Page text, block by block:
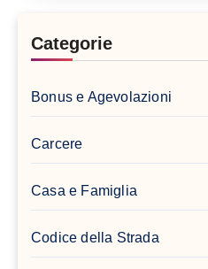
Categorie
Bonus e Agevolazioni
Carcere
Casa e Famiglia
Codice della Strada